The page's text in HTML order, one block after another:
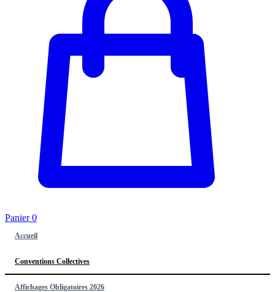
Panier0
Accueil
Conventions Collectives
Affichages Obligatoires 2026